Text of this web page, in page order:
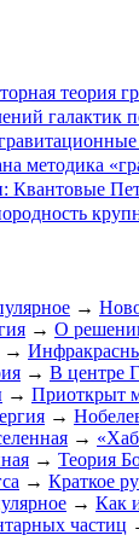
теория
галактик
методика
Квантовые
→
→ О
→
→ В центре
→ Приоткрыт
→
→
→ Теория
→ Краткое
→ Как
частиц